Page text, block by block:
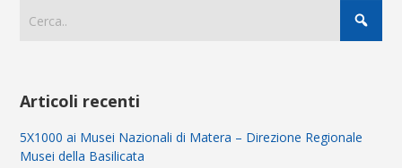
Articoli recenti
5X1000 ai Musei Nazionali di Matera – Direzione Regionale
Musei della Basilicata